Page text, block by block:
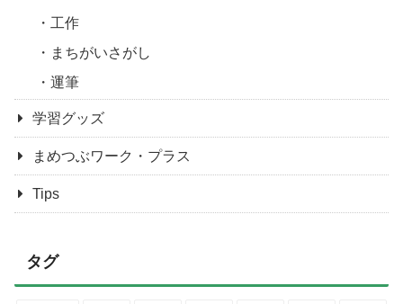
工作
まちがいさがし
運筆
学習グッズ
まめつぶワーク・プラス
Tips
タグ